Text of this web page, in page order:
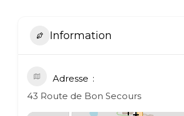
Information
Adresse
43 Route de Bon Secours